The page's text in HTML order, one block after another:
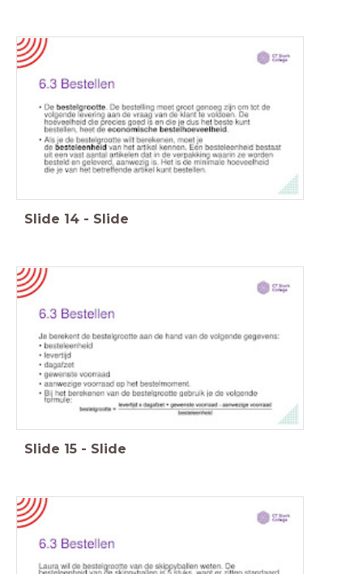
Slide 14 - Slide
Slide 15 - Slide